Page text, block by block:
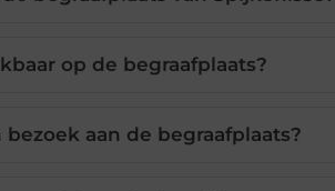
op de begraafplaats?
aan de begraafplaats?